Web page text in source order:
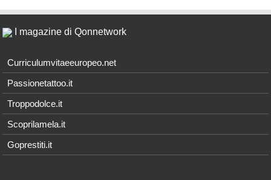
I magazine di Qonnetwork
Curriculumvitaeeuropeo.net
Passionetattoo.it
Troppodolce.it
Scoprilamela.it
Goprestiti.it